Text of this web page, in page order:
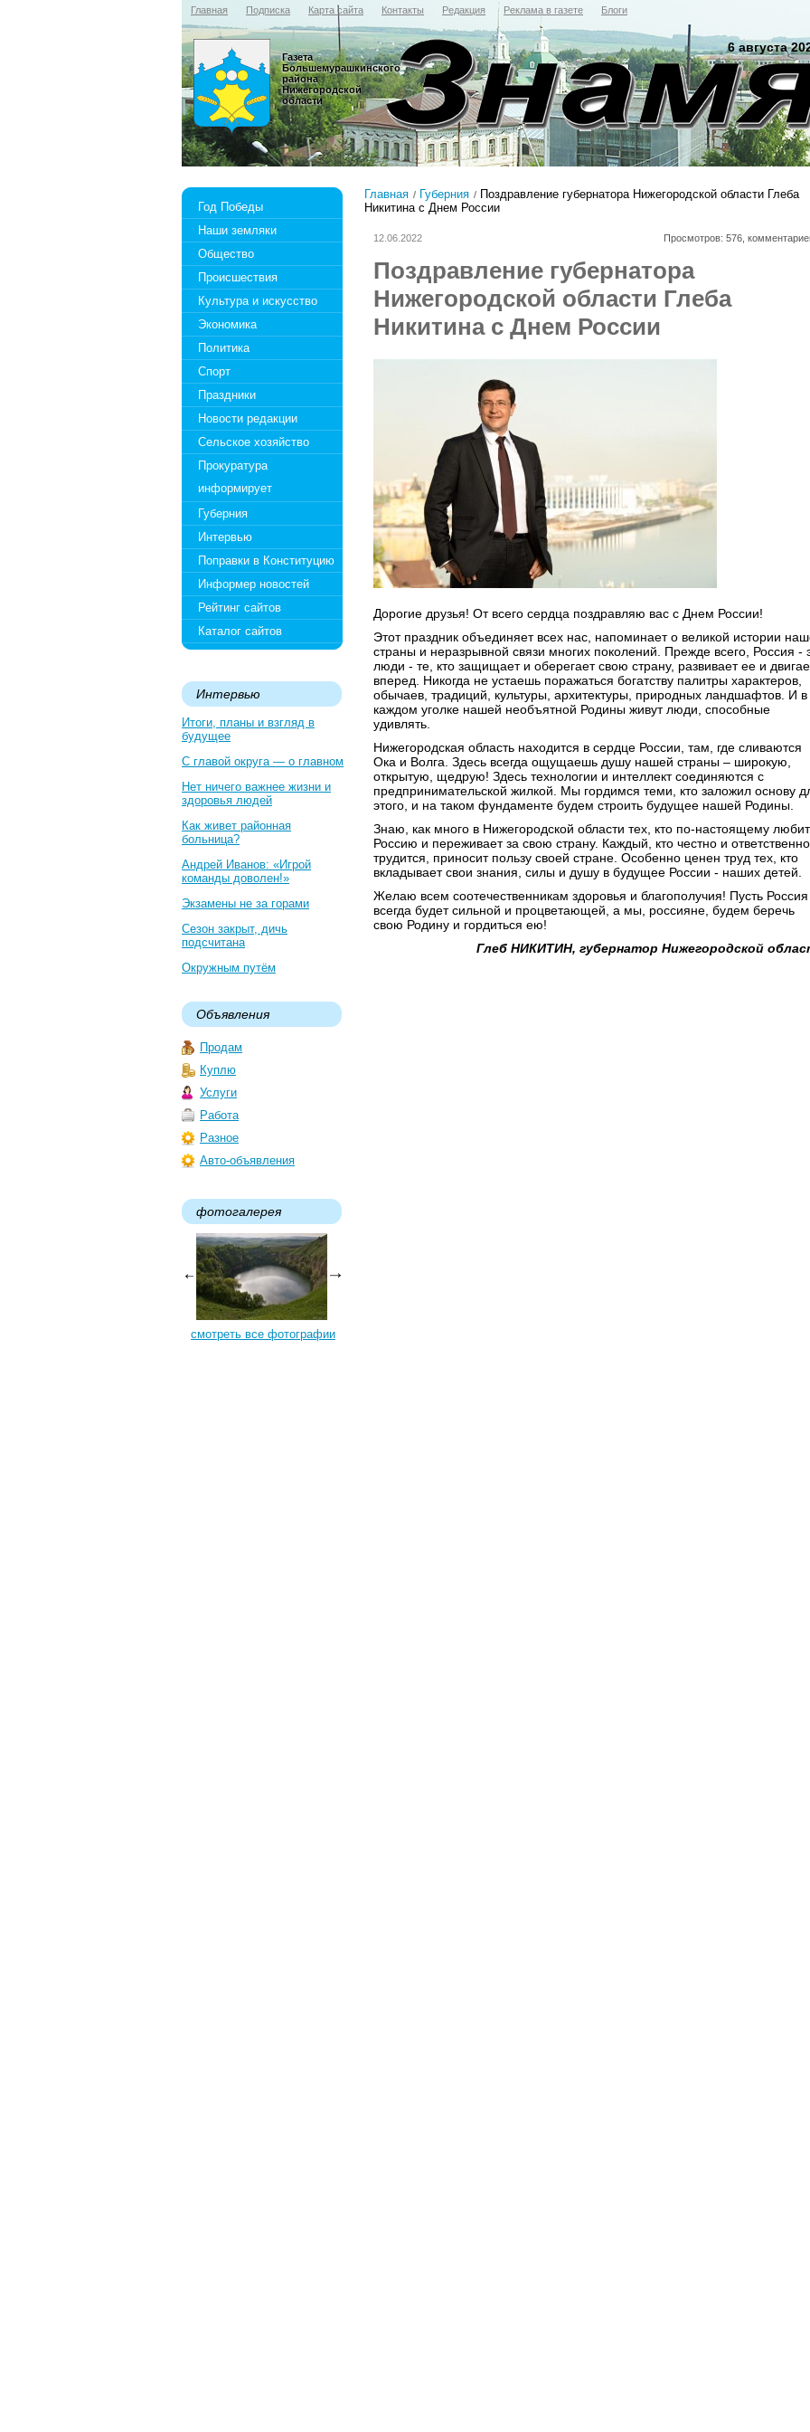
Главная Подписка Карта сайта Контакты Редакция Реклама в газете Блоги
6 августа
Газета
Большемурашкинского
района
Нижегородской
области
Год Победы
Наши земляки
Общество
Происшествия
Культура и искусство
Экономика
Политика
Спорт
Праздники
Новости редакции
Сельское хозяйство
Прокуратура
информирует
Губерния
Интервью
Поправки в Конституцию
Информер новостей
Рейтинг сайтов
Каталог сайтов
Интервью
Итоги, планы и взгляд в
будущее
С главой округа — о главном
Нет ничего важнее жизни и
здоровья людей
Как живет районная
больница?
Андрей Иванов: «Игрой
команды доволен!»
Экзамены не за горами
Сезон закрыт, дичь
подсчитана
Окружным путём
Объявления
Продам
Куплю
Услуги
Работа
Разное
Авто-объявления
фотогалерея
смотреть все фотографии
Главная Губерния
Поздравление губернатора Нижегородской области Глеба
Никитина с Днем России
12.06.2022 Просмотров: 576,
Поздравление губернатора
Нижегородской области Глеба
Никитина с Днем России
Дорогие друзья! От всего сердца поздравляю вас с Днем России!
Этот праздник объединяет всех нас, напоминает о великой истории
страны и неразрывной связи многих поколений. Прежде всего, Россия -
люди - те, кто защищает и оберегает свою страну, развивает ее и
вперед. Никогда не устаешь поражаться богатству палитры характеров,
обычаев, традиций, культуры, архитектуры, природных ландшафтов. И в
каждом уголке нашей необъятной Родины живут люди, способные
удивлять.
Нижегородская область находится в сердце России, там, где сливаются
Ока и Волга. Здесь всегда ощущаешь душу нашей страны – широкую,
открытую, щедрую! Здесь технологии и интеллект соединяются с
предпринимательской жилкой. Мы гордимся теми, кто заложил основу
этого, и на таком фундаменте будем строить будущее нашей Родины.
Знаю, как много в Нижегородской области тех, кто по-настоящему любит
Россию и переживает за свою страну. Каждый, кто честно и ответственно
трудится, приносит пользу своей стране. Особенно ценен труд тех, кто
вкладывает свои знания, силы и душу в будущее России - наших детей.
Желаю всем соотечественникам здоровья и благополучия! Пусть Россия
всегда будет сильной и процветающей, а мы, россияне, будем беречь
свою Родину и гордиться ею!
Глеб НИКИТИН, губернатор Нижегородской